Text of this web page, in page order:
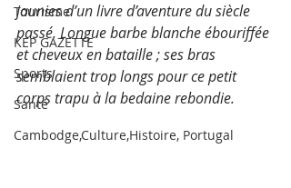
Tourisme
KEP GAZETTE
Sports
Santé
Cambodge,Culture,Histoire, Portugal
jaunies d’un livre d’aventure du siècle
passé. Longue barbe blanche ébouriffée
et cheveux en bataille ; ses bras
semblaient trop longs pour ce petit
corps trapu à la bedaine rebondie.